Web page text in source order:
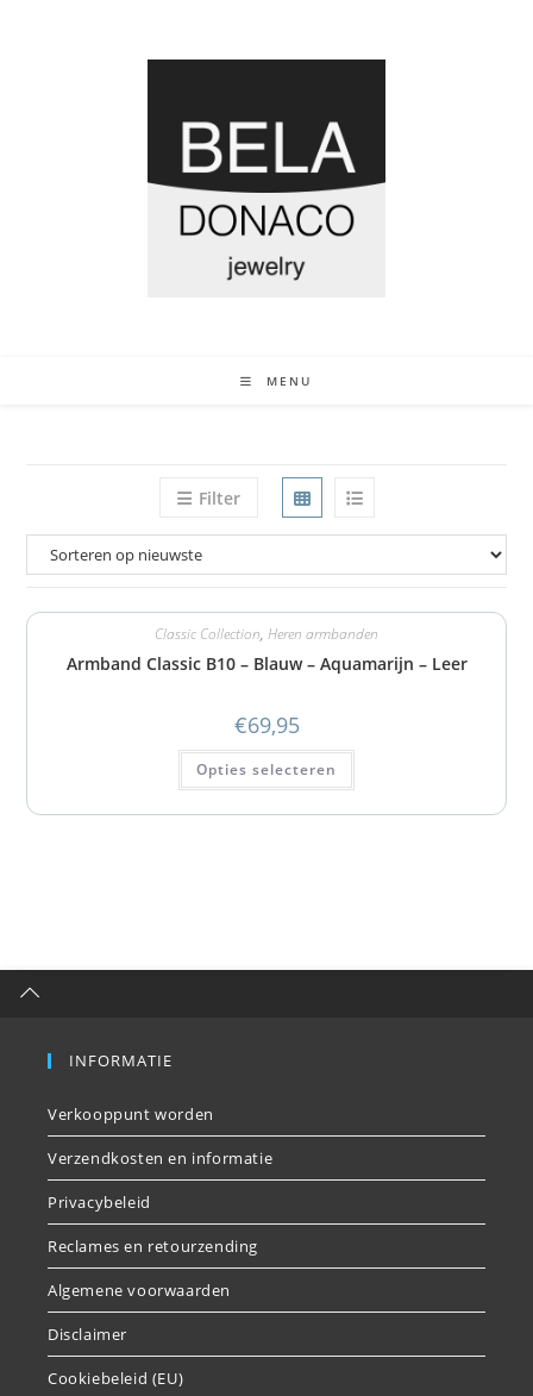
MENU
Filter
Classic Collection, Heren armbanden
Armband Classic B10 – Blauw – Aquamarijn – Leer
€69,95
Opties selecteren
INFORMATIE
Verkooppunt worden
Verzendkosten en informatie
Privacybeleid
Reclames en retourzending
Algemene voorwaarden
Disclaimer
Cookiebeleid (EU)